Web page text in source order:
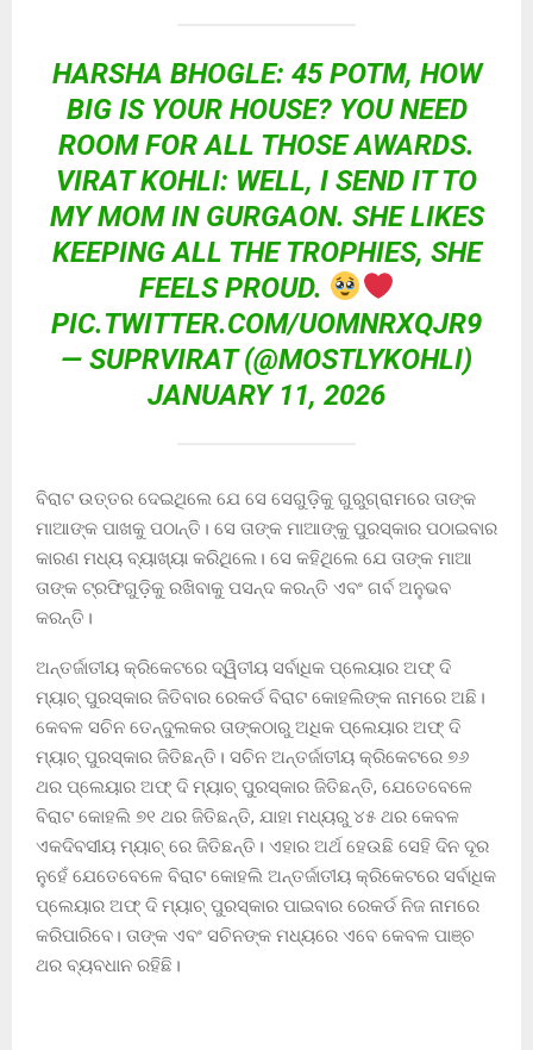
HARSHA BHOGLE: 45 POTM, HOW
BIG IS YOUR HOUSE? YOU NEED
ROOM FOR ALL THOSE AWARDS.
VIRAT KOHLI: WELL, I SEND IT TO
MY MOM IN GURGAON. SHE LIKES
KEEPING ALL THE TROPHIES, SHE
FEELS PROUD.
PIC.TWITTER.COM/UOMNRXQJR9
— SUPRVIRAT (@MOSTLYKOHLI)
JANUARY 11, 2026
ବିରାଟ ଉତ୍ତର ଦେଇଥିଲେ ଯେ ସେ ସେଗୁଡ଼ିକୁ ଗୁରୁଗ୍ରାମରେ ତାଙ୍କ
ମାଆଙ୍କ ପାଖକୁ ପଠାନ୍ତି। ସେ ତାଙ୍କ ମାଆଙ୍କୁ ପୁରସ୍କାର ପଠାଇବାର
କାରଣ ମଧ୍ୟ ବ୍ୟାଖ୍ୟା କରିଥିଲେ। ସେ କହିଥିଲେ ଯେ ତାଙ୍କ ମାଆ
ତାଙ୍କ ଟ୍ରଫିଗୁଡ଼ିକୁ ରଖିବାକୁ ପସନ୍ଦ କରନ୍ତି ଏବଂ ଗର୍ବ ଅନୁଭବ
କରନ୍ତି।
ଅନ୍ତର୍ଜାତୀୟ କ୍ରିକେଟରେ ଦ୍ୱିତୀୟ ସର୍ବାଧିକ ପ୍ଲେୟାର ଅଫ୍ ଦି
ମ୍ୟାଚ୍ ପୁରସ୍କାର ଜିତିବାର ରେକର୍ଡ ବିରାଟ କୋହଲିଙ୍କ ନାମରେ ଅଛି।
କେବଳ ସଚିନ ତେନ୍ଦୁଲକର ତାଙ୍କଠାରୁ ଅଧିକ ପ୍ଲେୟାର ଅଫ୍ ଦି
ମ୍ୟାଚ୍ ପୁରସ୍କାର ଜିତିଛନ୍ତି। ସଚିନ ଅନ୍ତର୍ଜାତୀୟ କ୍ରିକେଟରେ ୭୬
ଥର ପ୍ଲେୟାର ଅଫ୍ ଦି ମ୍ୟାଚ୍ ପୁରସ୍କାର ଜିତିଛନ୍ତି, ଯେତେବେଳେ
ବିରାଟ କୋହଲି ୭୧ ଥର ଜିତିଛନ୍ତି, ଯାହା ମଧ୍ୟରୁ ୪୫ ଥର କେବଳ
ଏକଦିବସୀୟ ମ୍ୟାଚ୍ ରେ ଜିତିଛନ୍ତି। ଏହାର ଅର୍ଥ ହେଉଛି ସେହି ଦିନ ଦୂର
ନୁହେଁ ଯେତେବେଳେ ବିରାଟ କୋହଲି ଅନ୍ତର୍ଜାତୀୟ କ୍ରିକେଟରେ ସର୍ବାଧିକ
ପ୍ଲେୟାର ଅଫ୍ ଦି ମ୍ୟାଚ୍ ପୁରସ୍କାର ପାଇବାର ରେକର୍ଡ ନିଜ ନାମରେ
କରିପାରିବେ। ତାଙ୍କ ଏବଂ ସଚିନଙ୍କ ମଧ୍ୟରେ ଏବେ କେବଳ ପାଞ୍ଚ
ଥର ବ୍ୟବଧାନ ରହିଛି।